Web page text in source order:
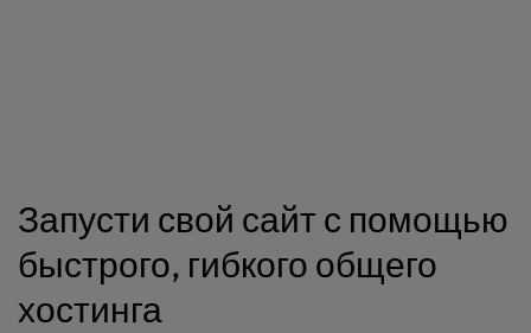
Запусти свой сайт с помощью
быстрого, гибкого общего
хостинга